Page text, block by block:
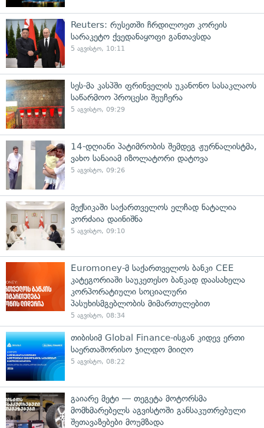
Reuters: რუსეთში ჩრდილოეთ კორეის
სარაკეტო ქვედანაყოფი განთავსდა
5 აგვისტო, 10:11
სეს-მა კასპში ფრინველის უკანონო სასაკლაოს
საწარმოო პროცესი შეუჩერა
5 აგვისტო, 09:29
14-დღიანი პატიმრობის შემდეგ ჟურნალისტმა,
ვახო სანაიამ იზოლატორი დატოვა
5 აგვისტო, 09:26
მექსიკაში საქართველოს ელჩად ნატალია
კორძაია დაინიშნა
5 აგვისტო, 09:10
Euromoney-მ საქართველოს ბანკი CEE
კატეგორიაში საუკეთესო ბანკად დაასახელა
კორპორატიული სოციალური
პასუხისმგებლობის მიმართულებით
5 აგვისტო, 08:34
თიბისიმ Global Finance-ისგან კიდევ ერთი
საერთაშორისო ჯილდო მიიღო
5 აგვისტო, 08:22
გაიარე მეტი — თეგეტა მოტორსმა
მომხმარებელს აგვისტოში განსაკუთრებული
შეთავაზებები მოუმზადა